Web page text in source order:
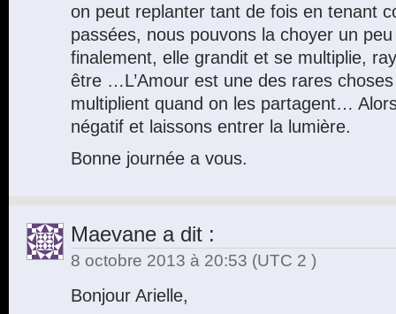
on peut replanter tant de fois en tenant
passées, nous pouvons la choyer un
finalement, elle grandit et se multiplie,
être …L’Amour est une des rares
multiplient quand on les partagent…
négatif et laissons entrer la lumière.
Bonne journée a vous.
Maevane a dit :
8 octobre 2013 à 20:53 (UTC 2 )
Bonjour Arielle,